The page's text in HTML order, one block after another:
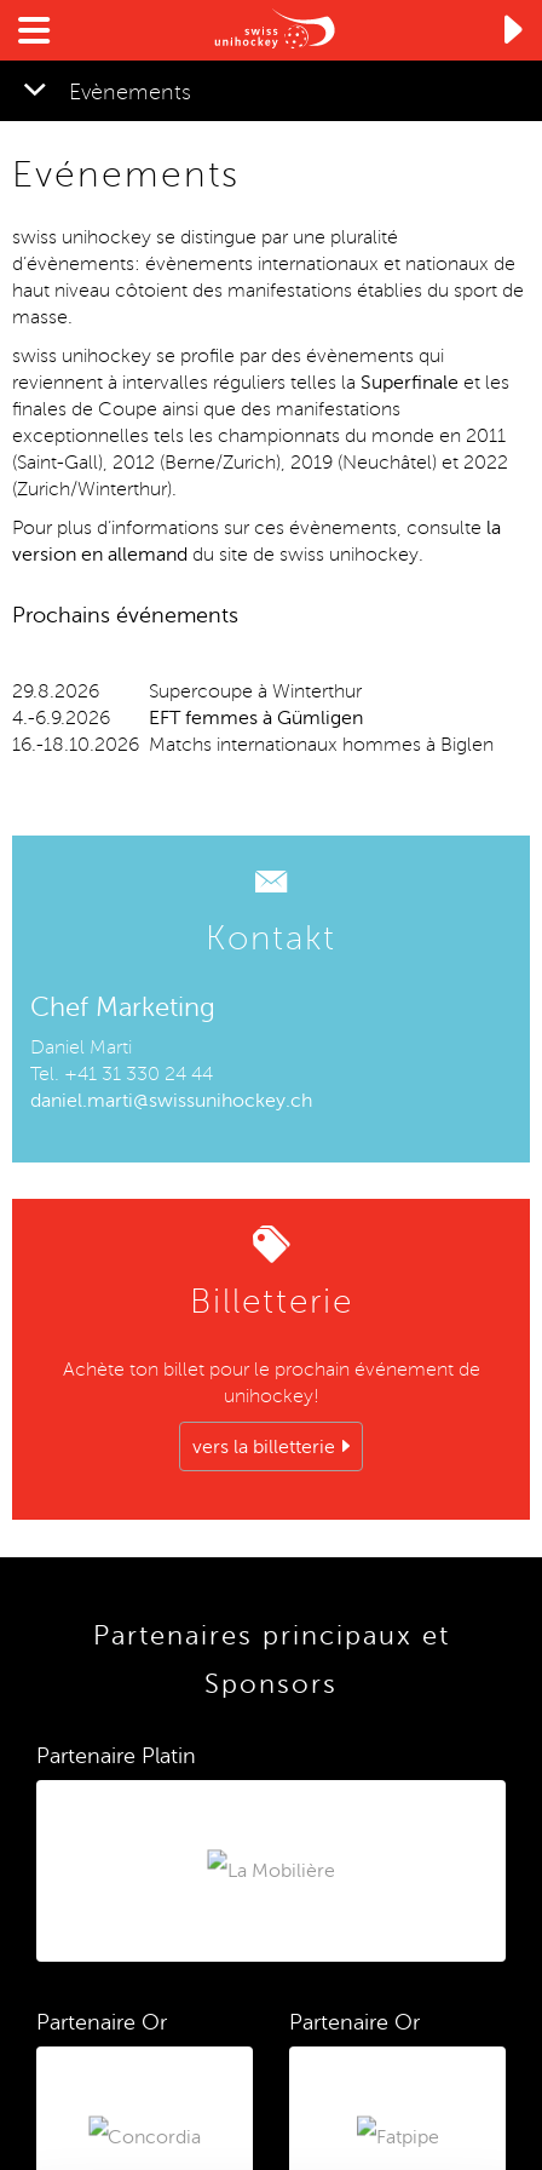

Evènements
Evénements
swiss unihockey se distingue par une pluralité
d’évènements: évènements internationaux et nationaux de
haut niveau côtoient des manifestations établies du sport de
masse.
swiss unihockey se profile par des évènements qui
reviennent à intervalles réguliers telles la Superfinale et les
finales de Coupe ainsi que des manifestations
exceptionnelles tels les championnats du monde en 2011
(Saint-Gall), 2012 (Berne/Zurich), 2019 (Neuchâtel) et 2022
(Zurich/Winterthur).
Pour plus d’informations sur ces évènements, consulte la
version en allemand du site de swiss unihockey.
Prochains événements
29.8.2026
Supercoupe à Winterthur
4.-6.9.2026
EFT femmes à Gümligen
16.-18.10.2026 Matchs internationaux hommes à Biglen
Kontakt
Chef Marketing
Daniel Marti
Tel. +41 31 330 24 44
daniel.marti@swissunihockey.ch
Billetterie
Achète ton billet pour le prochain événement de
unihockey!
vers la billetterie
Partenaires principaux et
Sponsors
Partenaire Platin
Partenaire Or Partenaire Or